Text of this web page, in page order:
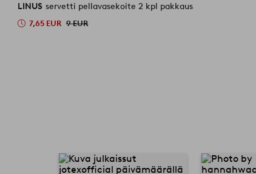
LINUS servetti pellavasekoite 2 kpl pakkaus
7,65 EUR 9 EUR